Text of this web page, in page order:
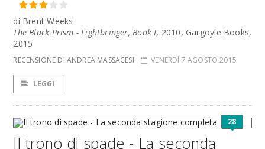
di Brent Weeks
The Black Prism - Lightbringer, Book I, 2010, Gargoyle Books,
2015
RECENSIONE DI ANDREA MASSACESI VENERDÌ 7 AGOSTO 2015
LEGGI
28
Il trono di spade - La seconda